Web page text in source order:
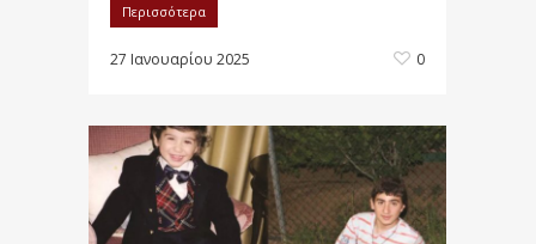
Περισσότερα
27 Ιανουαρίου 2025 0